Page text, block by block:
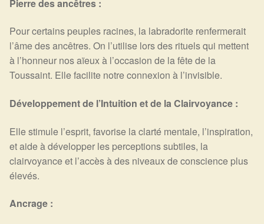
Pierre des ancêtres :
Pour certains peuples racines, la labradorite renfermerait
l’âme des ancêtres. On l’utilise lors des rituels qui mettent
à l’honneur nos aïeux à l’occasion de la fête de la
Toussaint. Elle facilite notre connexion à l’invisible.
Développement de l’Intuition et de la Clairvoyance :
Elle stimule l’esprit, favorise la clarté mentale, l’inspiration,
et aide à développer les perceptions subtiles, la
clairvoyance et l’accès à des niveaux de conscience plus
élevés.
Ancrage :